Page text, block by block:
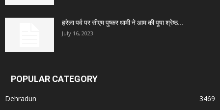
हरेला पर्व पर सीएम पुष्कर धामी ने आम की पूषा श्रेष्ठ...
July 16, 2023
POPULAR CATEGORY
Dehradun
3469